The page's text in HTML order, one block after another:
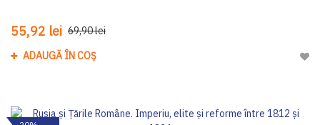
55,92 lei 69,90 lei
ADAUGĂ ÎN COȘ